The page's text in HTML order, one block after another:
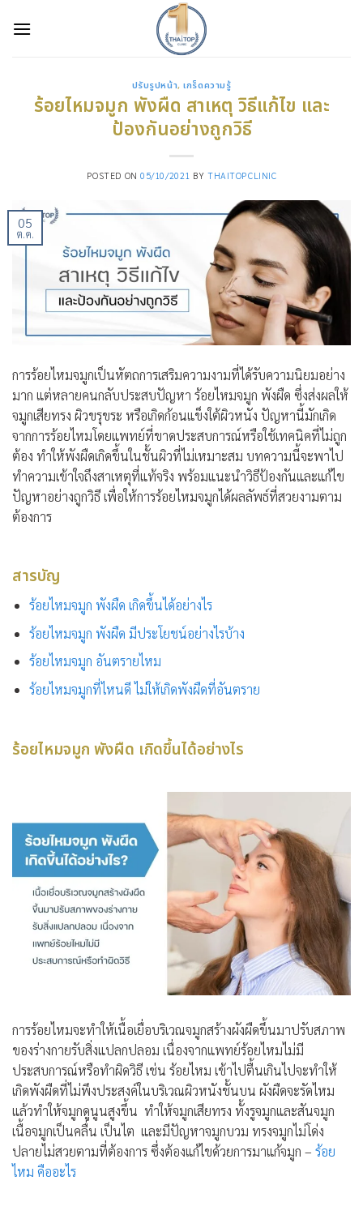
ปรับรูปหน้า,เกร็ดความรู้
ร้อยไหมจมูก พังผืด สาเหตุ วิธีแก้ไข และ
ป้องกันอย่างถูกวิธี
POSTED ON05/10/2021 BYTHAITOPCLINIC
05
ต.ค.
การร้อยไหมจมูกเป็นหัตถการเสริมความงามที่ได้รับความนิยมอย่าง
มาก แต่หลายคนกลับประสบปัญหา ร้อยไหมจมูก พังผืด ซึ่งส่งผลให้
จมูกเสียทรง ผิวขรุขระ หรือเกิดก้อนแข็งใต้ผิวหนัง ปัญหานี้มักเกิด
จากการร้อยไหมโดยแพทย์ที่ขาดประสบการณ์หรือใช้เทคนิคที่ไม่ถูก
ต้อง ทำให้พังผืดเกิดขึ้นในชั้นผิวที่ไม่เหมาะสม บทความนี้จะพาไป
ทำความเข้าใจถึงสาเหตุที่แท้จริง พร้อมแนะนำวิธีป้องกันและแก้ไข
ปัญหาอย่างถูกวิธี เพื่อให้การร้อยไหมจมูกได้ผลลัพธ์ที่สวยงามตาม
ต้องการ
สารบัญ
ร้อยไหมจมูก พังผืด เกิดขึ้นได้อย่างไร
ร้อยไหมจมูก พังผืด มีประโยชน์อย่างไรบ้าง
ร้อยไหมจมูก อันตรายไหม
ร้อยไหมจมูกที่ไหนดี ไม่ให้เกิดพังผืดที่อันตราย
ร้อยไหมจมูก พังผืด เกิดขึ้นได้อย่างไร
การร้อยไหมจะทำให้เนื้อเยื่อบริเวณจมูกสร้างผังผืดขึ้นมาปรับสภาพ
ของร่างกายรับสิ่งแปลกปลอม เนื่องจากแพทย์ร้อยไหมไม่มี
ประสบการณ์หรือทำผิดวิธี เช่น ร้อยไหม เข้าไปตื้นเกินไปจะทำให้
เกิดพังผืดที่ไม่พึงประสงค์ในบริเวณผิวหนังชั้นบน ผังผืดจะรัดไหม
แล้วทำให้จมูกดูนูนสูงขึ้น ทำให้จมูกเสียทรง ทั้งรูจมูกและสันจมูก
เนื้อจมูกเป็นคลื่น เป็นไต และมีปัญหาจมูกบวม ทรงจมูกไม่โด่ง
ปลายไม่สวยตามที่ต้องการ ซึ่งต้องแก้ไขด้วยการมาแก้จมูก – ร้อย
ไหม คืออะไร